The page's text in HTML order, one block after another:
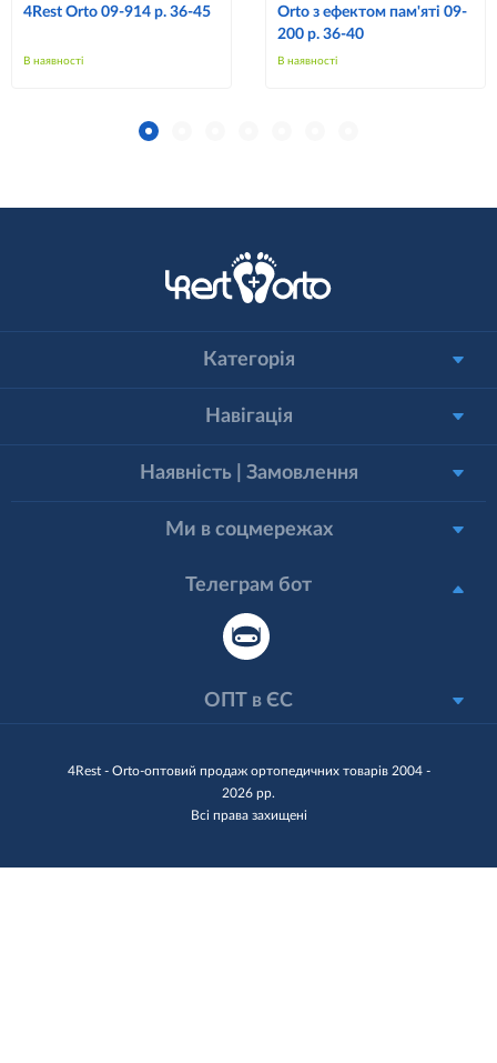
4Rest Orto 09-914 р. 36-45
В наявності
Orto з ефектом пам'яті 09-
200 р. 36-40
В наявності
4Rest - Orto-оптовий продаж ортопедичних товарів 2004 -
2026 рр.
Всі права захищені
Категорія
Навігація
Наявність | Замовлення
Ми в соцмережах
Телеграм бот
ОПТ в ЄС